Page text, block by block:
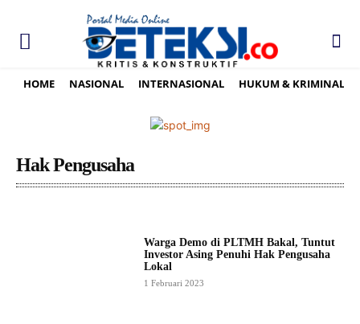
HOME NASIONAL INTERNASIONAL HUKUM & KRIMINAL
Hak Pengusaha
Warga Demo di PLTMH Bakal, Tuntut
Investor Asing Penuhi Hak Pengusaha
Lokal
1 Februari 2023